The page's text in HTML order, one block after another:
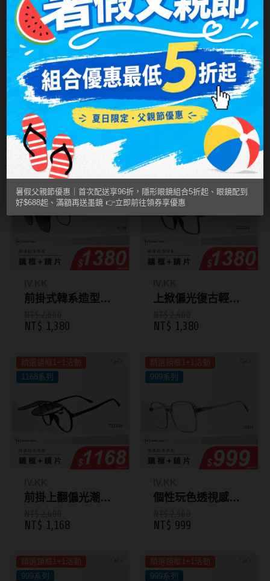
MUSE繆思女神
OPT圓瑞
Pegavision晶碩
Timido媞蜜多
Smart Vision睛靈
WiLLPAIR維樂配
日本隱眼品牌
Secret Candy Magic
神秘魔幻糖果
SEED實瞳
Candy Magic魔幻糖果
EverColor艾薇卡
Pony Pallet魔彩盤
DECORATIVE視妝美
SAMI佐美
PienAge
T-Garden CRUUM
T-Garden FLANMY
T-Garden Loveil
T-Garden Chu's me
韓國隱眼品牌
IV.KK
潮流前掛式ins風眼
鏡 8310
NT$ 2,600
NT$ 1,380
IV.KK
嚴選眉型前掛式眼
鏡 18020
NT$ 2,600
NT$ 1,168
精選鏡框1+1活動
1380系列
前掛式韓系造型多
NT$ 1,380
精選鏡框1+1活動
1380系列
上掀偏光復古輕量
NT$ 1,380
精選鏡框1+1活動
1168系列
前掛上翻偏光潮流
NT$ 1,168
精選鏡框1+1活動
999系列
個性玩色透視感方
NT$ 999
精選鏡框1+1活動
999系列
精選鏡框1+1活動
999系列
暑假父親節優惠｜首次配送享96折，隱形眼鏡組合5折起、眼鏡配到
好$688起、滿額再送墨鏡 👉立即前往領券享優惠